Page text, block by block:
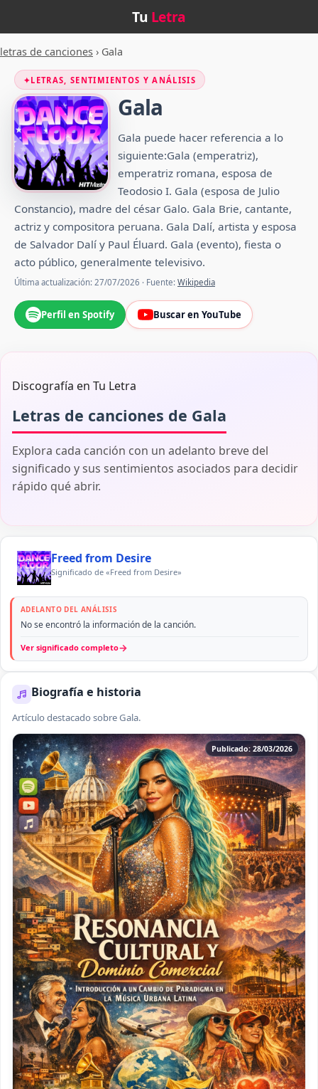
Tu Letra
letras de canciones › Gala
✦LETRAS, SENTIMIENTOS Y ANÁLISIS
Gala
Gala puede hacer referencia a lo
siguiente:Gala (emperatriz),
emperatriz romana, esposa de
Teodosio I. Gala (esposa de Julio
Constancio), madre del césar Galo. Gala Brie, cantante,
actriz y compositora peruana. Gala Dalí, artista y esposa
de Salvador Dalí y Paul Éluard. Gala (evento), fiesta o
acto público, generalmente televisivo.
Última actualización: 27/07/2026 · Fuente: Wikipedia
Perfil en Spotify Buscar en YouTube
Discografía en Tu Letra
Letras de canciones de Gala
Explora cada canción con un adelanto breve del
significado y sus sentimientos asociados para decidir
rápido qué abrir.
Freed from Desire
Significado de «Freed from Desire»
ADELANTO DEL ANÁLISIS
No se encontró la información de la canción.
Ver significado completo→
Biografía e historia
Artículo destacado sobre Gala.
Publicado: 28/03/2026